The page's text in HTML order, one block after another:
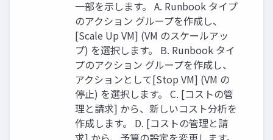
一部を示します。 A. Runbook タイプ
のアクション グループを作成し、
[Scale Up VM] (VM のスケールアッ
プ) を選択します。 B. Runbook タイ
プのアクション グループを作成し、
アクションとして[Stop VM] (VM の
停止) を選択します。 C. [コストの管
理と請求] から、新しいコスト分析を
作成します。 D. [コストの管理と請